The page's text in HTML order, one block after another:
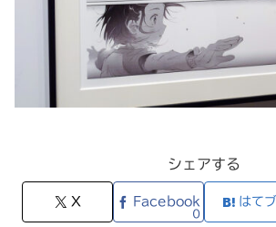
シェアする
X Facebook
0
はてブ